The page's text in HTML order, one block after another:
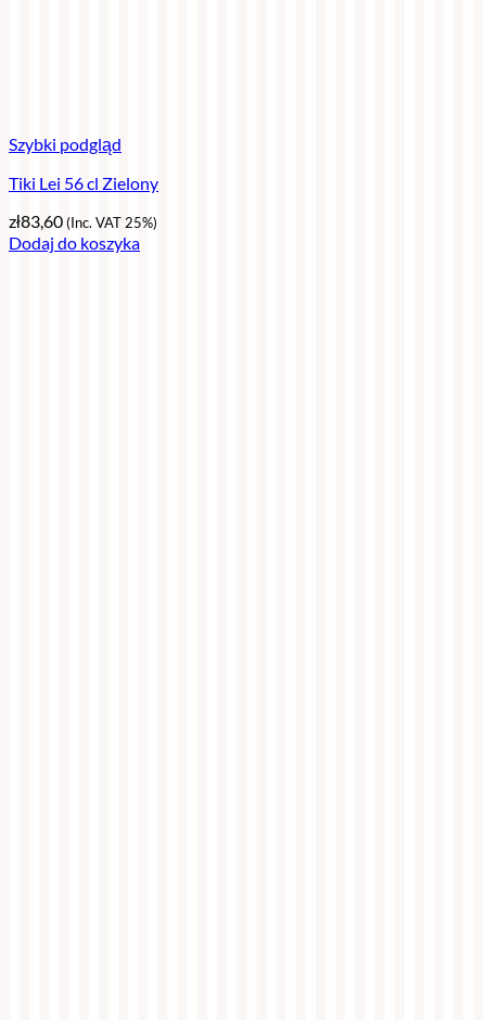
Szybki podgląd
Tiki Lei 56 cl Zielony
zł83,60(Inc. VAT 25%)
Dodaj do koszyka